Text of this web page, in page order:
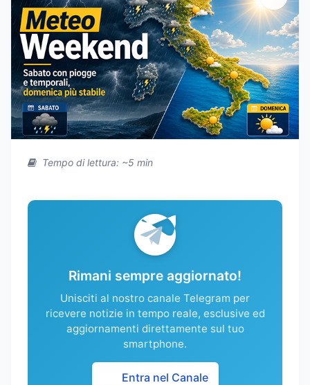
Tempo di lettura: ~5 min
Rimani sempre aggiornato!
Unisciti al nostro canale Telegram per
ricevere notizie in tempo reale, esclusive ed
aggiornamenti direttamente sul tuo
smartphone.
Entra nel Canale